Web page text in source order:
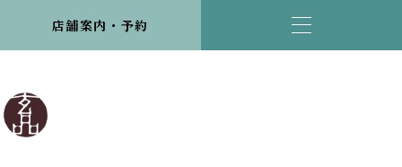
店舗案内・予約